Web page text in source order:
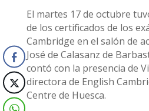
El martes 17 de octubre
de los certificados de los
Cambridge en el salón de
José de Calasanz de
contó con la presencia de
directora de English
Centre de Huesca.